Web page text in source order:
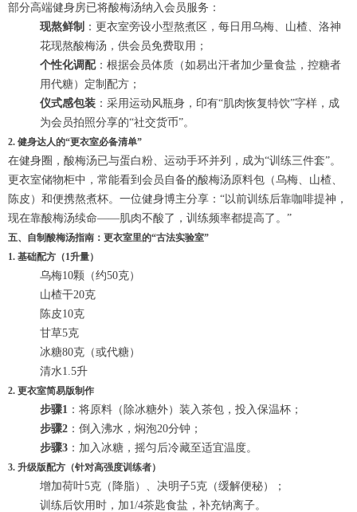
部分高端健身房已将酸梅汤纳入会员服务：
现熬鲜制 ：更衣室旁设小型熬煮区，每日用乌梅、山楂、洛神
花现熬酸梅汤，供会员免费取用；
个性化调配：根据会员体质（如易出汗者加少量食盐，控糖者
用代糖）定制配方；
仪式感包装 ：采用运动风瓶身，印有“肌肉恢复特饮”字样，成
为会员拍照分享的“社交货币”。
2. 健身达人的“更衣室必备清单”
在健身圈，酸梅汤已与蛋白粉、运动手环并列，成为“训练三件套”。
更衣室储物柜中，常能看到会员自备的酸梅汤原料包（乌梅、山楂、
陈皮）和便携熬煮杯。一位健身博主分享：“以前训练后靠咖啡提神，
现在靠酸梅汤续命——肌肉不酸了，训练频率都提高了。”
五、自制酸梅汤指南：更衣室里的“古法实验室”
1. 基础配方（1升量）
乌梅10颗（约50克）
山楂干20克
陈皮10克
甘草5克
冰糖80克（或代糖）
清水1.5升
2. 更衣室简易版制作
步骤1 ：将原料（除冰糖外）装入茶包，投入保温杯；
步骤2 ：倒入沸水，焖泡20分钟；
步骤3 ：加入冰糖，摇匀后冷藏至适宜温度。
3. 升级版配方（针对高强度训练者）
增加荷叶5克（降脂）、决明子5克（缓解便秘）；
训练后饮用时，加1/4茶匙食盐，补充钠离子。